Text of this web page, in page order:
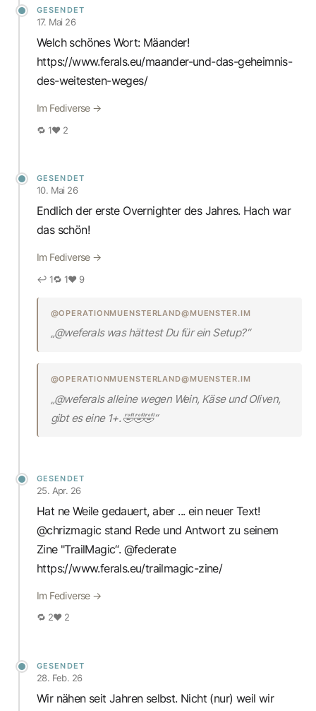
GESENDET
17. Mai 26
Welch schönes Wort: Mäander!
https://www.ferals.eu/maander-und-das-geheimnis-
des-weitesten-weges/
Im Fediverse →
🔁 1♥ 2
GESENDET
10. Mai 26
Endlich der erste Overnighter des Jahres. Hach war
das schön!
Im Fediverse →
↩ 1🔁 1♥ 9
@OPERATIONMUENSTERLAND@MUENSTER.IM
„@weferals was hättest Du für ein Setup?“
@OPERATIONMUENSTERLAND@MUENSTER.IM
„@weferals alleine wegen Wein, Käse und Oliven,
gibt es eine 1+. 🤣🤣🤣“
GESENDET
25. Apr. 26
Hat ne Weile gedauert, aber ... ein neuer Text!
@chrizmagic stand Rede und Antwort zu seinem
Zine "TrailMagic“. @federate
https://www.ferals.eu/trailmagic-zine/
Im Fediverse →
🔁 2♥ 2
GESENDET
28. Feb. 26
Wir nähen seit Jahren selbst. Nicht (nur) weil wir